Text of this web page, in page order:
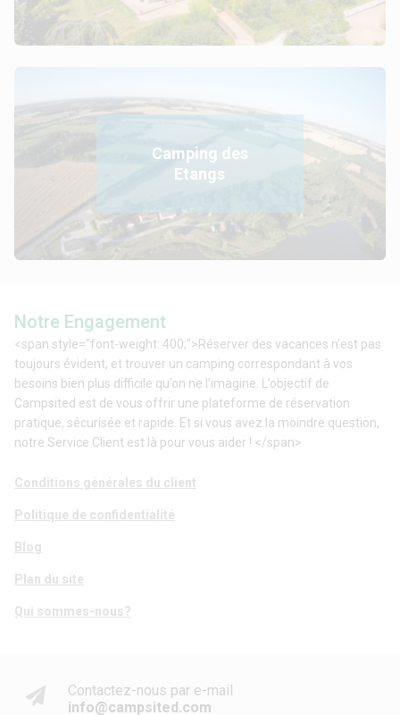
Camping des
Etangs
Notre Engagement
<span style="font-weight: 400;">Réserver des vacances n’est pas
toujours évident, et trouver un camping correspondant à vos
besoins bien plus difficile qu’on ne l’imagine. L’objectif de
Campsited est de vous offrir une plateforme de réservation
pratique, sécurisée et rapide. Et si vous avez la moindre question,
notre Service Client est là pour vous aider ! </span>
Conditions générales du client
Politique de confidentialité
Blog
Plan du site
Qui sommes-nous?
Contactez-nous par e-mail
info@campsited.com